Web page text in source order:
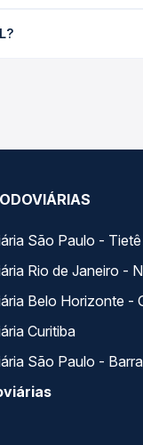
as viações em
São Paulo - Tietê
Rio de Janeiro -
Belo Horizonte -
Curitiba
São Paulo -